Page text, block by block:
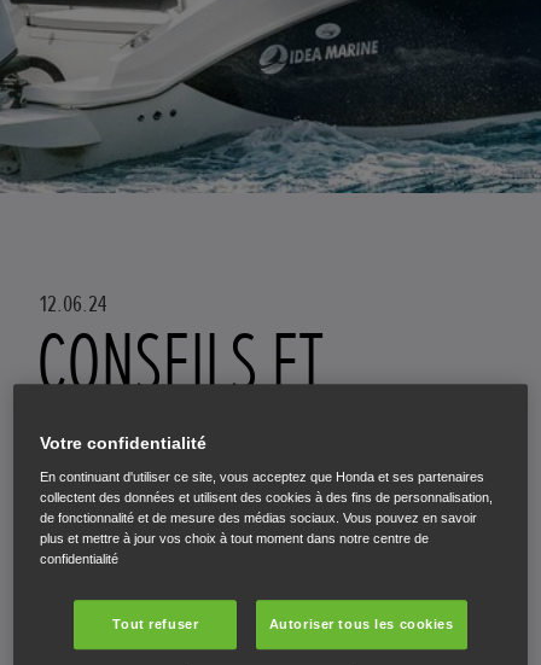
12.06.24
CONSEILS ET
ASTUCES POUR
NETTOYER UN
BATEAU
Rien ne vaut le plaisir de manœuvrer habilement
Votre confidentialité
En continuant d'utiliser ce site, vous acceptez que Honda et ses partenaires
collectent des données et utilisent des cookies à des fins de personnalisation,
de fonctionnalité et de mesure des médias sociaux. Vous pouvez en savoir
plus et mettre à jour vos choix à tout moment dans notre centre de
confidentialité
Tout refuser Autoriser tous les cookies